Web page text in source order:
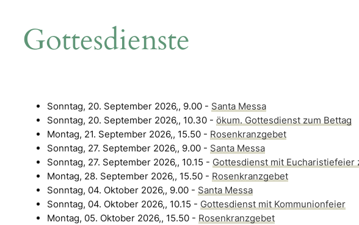
Gottesdienste
Sonntag, 20. September 2026,, 9.00 - Santa Messa
Sonntag, 20. September 2026,, 10.30 - ökum. Gottesdienst zum Bettag
Montag, 21. September 2026,, 15.50 - Rosenkranzgebet
Sonntag, 27. September 2026,, 9.00 - Santa Messa
Sonntag, 27. September 2026,, 10.15 - Gottesdienst mit
Montag, 28. September 2026,, 15.50 - Rosenkranzgebet
Sonntag, 04. Oktober 2026,, 9.00 - Santa Messa
Sonntag, 04. Oktober 2026,, 10.15 - Gottesdienst mit Kommunionfeier
Montag, 05. Oktober 2026,, 15.50 - Rosenkranzgebet